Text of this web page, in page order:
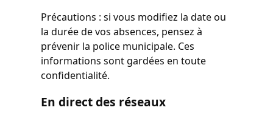
Précautions : si vous modifiez la date ou
la durée de vos absences, pensez à
prévenir la police municipale. Ces
informations sont gardées en toute
confidentialité.
En direct des réseaux